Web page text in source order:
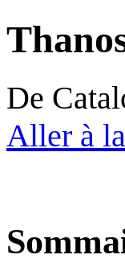
De
Aller à